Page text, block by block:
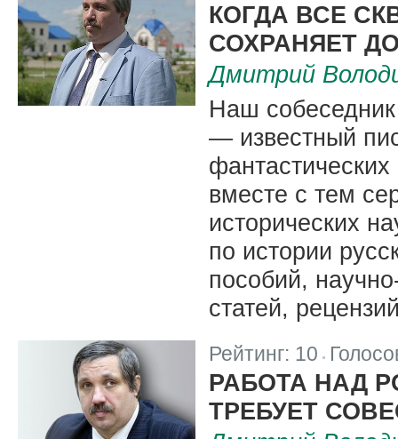
КОГДА ВСЕ
СОХРАНЯЕТ
Дмитрий
Наш
— известный
вместе с тем
исторических
по истории
пособий,
статей,
Рейтинг: 10
РАБОТА НАД
ТРЕБУЕТ